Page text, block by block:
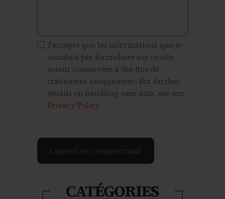
J'accepte que les informations que je
soumets par formulaire sur ce site
soient conservées à des fins de
traitement uniquement. For further
details on handling user data, see our
Privacy Policy
CATÉGORIES